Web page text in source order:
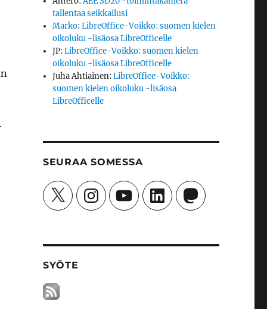
tallentaa seikkailusi
Marko:LibreOffice-Voikko: suomen kielen
oikoluku -lisäosa LibreOfficelle
JP:LibreOffice-Voikko: suomen kielen
oikoluku -lisäosa LibreOfficelle
Juha Ahtiainen:LibreOffice-Voikko:
suomen kielen oikoluku -lisäosa
LibreOfficelle
SEURAA SOMESSA
X InstagramYouTubeLinkedInMastodon
SYÖTE